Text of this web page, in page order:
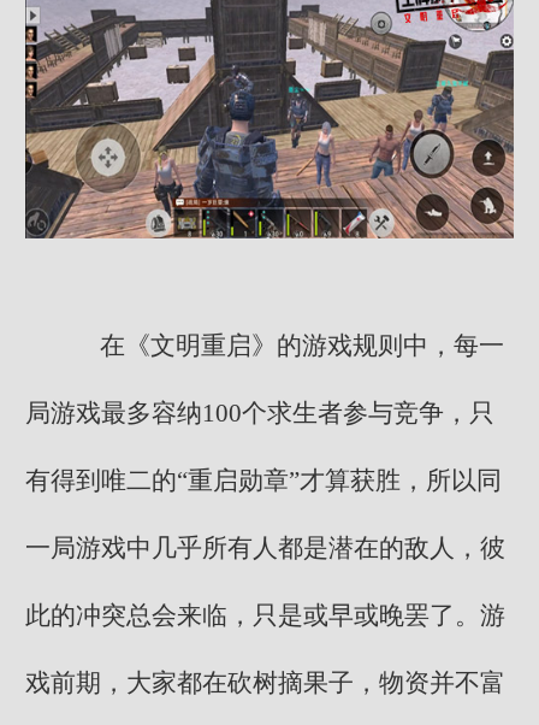
在《文明重启》的游戏规则中，每一
局游戏最多容纳100个求生者参与竞争，只
有得到唯二的“重启勋章”才算获胜，所以同
一局游戏中几乎所有人都是潜在的敌人，彼
此的冲突总会来临，只是或早或晚罢了。游
戏前期，大家都在砍树摘果子，物资并不富